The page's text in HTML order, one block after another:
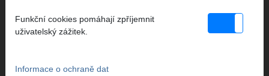
REMS FG4500 C
Funkční cookies pomáhají zpříjemnit
uživatelský zážitek.
Informace o ochraně dat